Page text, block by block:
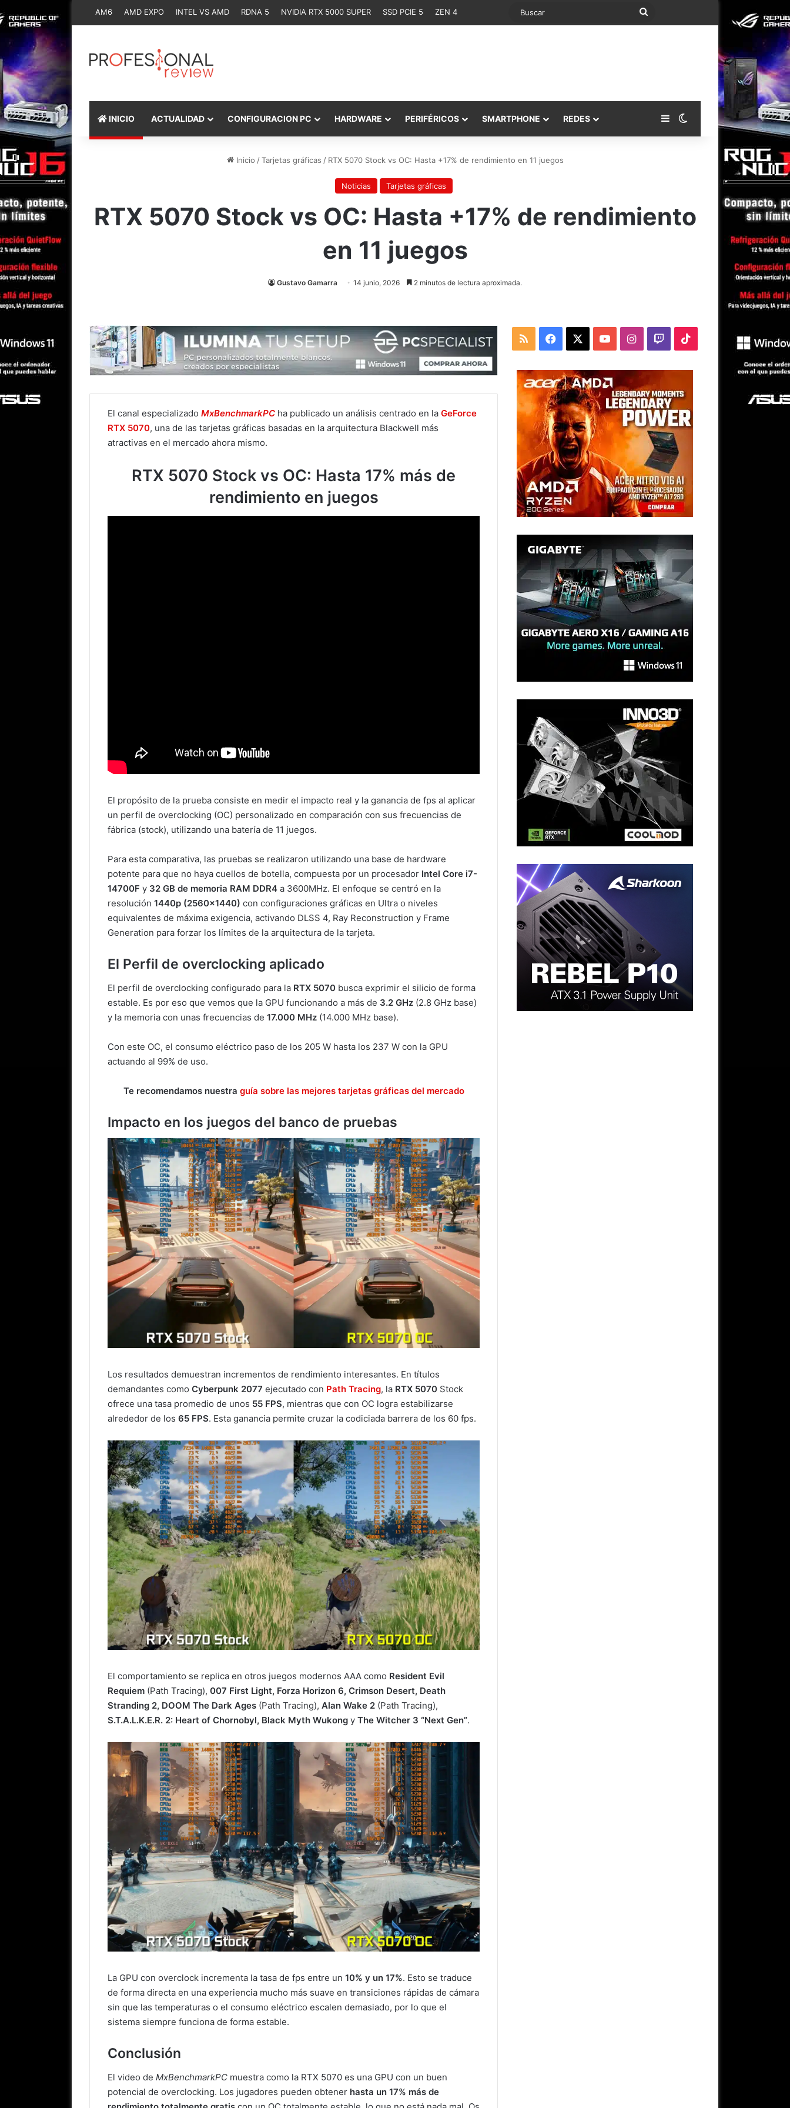
AM6 AMD EXPO INTEL VS AMD RDNA 5 NVIDIA RTX 5000 SUPER SSD PCIE 5 ZEN 4 Buscar
INICIO ACTUALIDAD CONFIGURACION PC HARDWARE PERIFÉRICOS SMARTPHONE REDES Barra lateral
Switch skin
Inicio / Tarjetas gráficas / RTX 5070 Stock vs OC: Hasta +17% de rendimiento en 11 juegos
Noticias Tarjetas gráficas
RTX 5070 Stock vs OC: Hasta +17% de rendimiento
en 11 juegos
Gustavo Gamarra 14 junio, 2026 2 minutos de lectura aproximada.
El canal especializado MxBenchmarkPC ha publicado un análisis centrado en la GeForce
RTX 5070, una de las tarjetas gráficas basadas en la arquitectura Blackwell más
atractivas en el mercado ahora mismo.
RTX 5070 Stock vs OC: Hasta 17% más de
rendimiento en juegos
El propósito de la prueba consiste en medir el impacto real y la ganancia de fps al aplicar
un perfil de overclocking (OC) personalizado en comparación con sus frecuencias de
fábrica (stock), utilizando una batería de 11 juegos.
Para esta comparativa, las pruebas se realizaron utilizando una base de hardware
potente para que no haya cuellos de botella, compuesta por un procesador Intel Core i7-
14700F y 32 GB de memoria RAM DDR4 a 3600MHz. El enfoque se centró en la
resolución 1440p (2560×1440) con configuraciones gráficas en Ultra o niveles
equivalentes de máxima exigencia, activando DLSS 4, Ray Reconstruction y Frame
Generation para forzar los límites de la arquitectura de la tarjeta.
El Perfil de overclocking aplicado
El perfil de overclocking configurado para la RTX 5070 busca exprimir el silicio de forma
estable. Es por eso que vemos que la GPU funcionando a más de 3.2 GHz (2.8 GHz base)
y la memoria con unas frecuencias de 17.000 MHz (14.000 MHz base).
Con este OC, el consumo eléctrico paso de los 205 W hasta los 237 W con la GPU
actuando al 99% de uso.
Te recomendamos nuestra guía sobre las mejores tarjetas gráficas del mercado
Impacto en los juegos del banco de pruebas
Los resultados demuestran incrementos de rendimiento interesantes. En títulos
demandantes como Cyberpunk 2077 ejecutado con Path Tracing, la RTX 5070 Stock
ofrece una tasa promedio de unos 55 FPS, mientras que con OC logra estabilizarse
alrededor de los 65 FPS. Esta ganancia permite cruzar la codiciada barrera de los 60 fps.
El comportamiento se replica en otros juegos modernos AAA como Resident Evil
Requiem (Path Tracing), 007 First Light, Forza Horizon 6, Crimson Desert, Death
Stranding 2, DOOM The Dark Ages (Path Tracing), Alan Wake 2 (Path Tracing),
S.T.A.L.K.E.R. 2: Heart of Chornobyl, Black Myth Wukong y The Witcher 3 “Next Gen”.
La GPU con overclock incrementa la tasa de fps entre un 10% y un 17%. Esto se traduce
de forma directa en una experiencia mucho más suave en transiciones rápidas de cámara
sin que las temperaturas o el consumo eléctrico escalen demasiado, por lo que el
sistema siempre funciona de forma estable.
Conclusión
El video de MxBenchmarkPC muestra como la RTX 5070 es una GPU con un buen
potencial de overclocking. Los jugadores pueden obtener hasta un 17% más de
RSS Facebook YouTubeInstagram
TwitchTikTok